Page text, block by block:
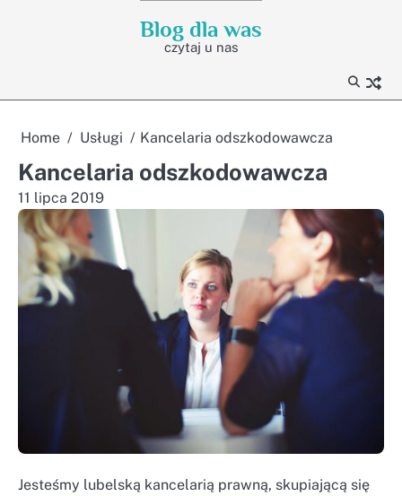
Blog dla was
czytaj u nas
Home Usługi Kancelaria odszkodowawcza
Kancelaria odszkodowawcza
11 lipca 2019
Jesteśmy lubelską kancelarią prawną, skupiającą się